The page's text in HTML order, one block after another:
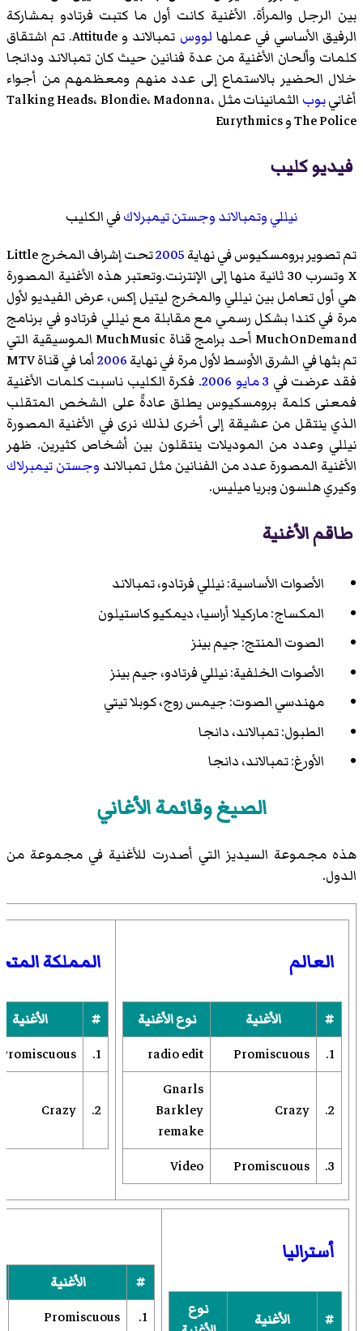
بين الرجل والمرأة. الأغنية كانت أول ما كتبت فرتادو بمشاركة
الرفيق الأساسي في عملها لووس
تمبالاند و Attitude. تم اشتقاق
كلمات وألحان الأغنية من عدة فنانين حيث كان تمبالاند ودانجا
خلال الحضير بالاستماع إلى عدد منهم ومعظمهم من أجواء
أغانيبوب
الثمانينات مثل Talking Heads، Blondie، Madonna،
The Police و Eurythmics
فيديو كليب
نيلليوتمبالاندوجستن تيمبرلاكفي الكليب
تم تصوير برومسكيوس في نهاية2005
تحت إشراف المخرج Little
X وتسرب 30 ثانية منها إلى الإنترنت.وتعتبر هذه الأغنية المصورة
هي أول تعامل بين نيللي والمخرج ليتيل إكس، عرض الفيديو لأول
مرة في كندا بشكل رسمي مع مقابلة مع نيللي فرتادو في برنامج
MuchOnDemand أحد برامج قناة MuchMusic الموسيقية التي
تم بثها في الشرق الأوسط لأول مرة في نهاية2006
أما في قناة MTV
فقد عرضت في 3 مايو 2006. فكرة الكليب ناسبت كلمات الأغنية
فمعنى كلمة برومسكيوس يطلق عادةً على الشخص المتقلب
الذي ينتقل من عشيقة إلى أخرى لذلك نرى في الأغنية المصورة
نيللي وعدد من الموديلات ينتقلون بين أشخاص كثيرين. ظهر
الأغنية المصورة عدد من الفنانين مثل تمبالاند وجستن تيمبرلاك
وكيري هلسون وبريا ميليس.
طاقم الأغنية
الأصوات الأساسية: نيللي فرتادو، تمبالاند
المكساج: ماركيلا أراسيا، ديمكيو كاستيلون
الصوت المنتج: جيم بينز
الأصوات الخلفية: نيللي فرتادو، جيم بينز
مهندسي الصوت: جيمس روج، كوبلا تيتي
الطبول: تمبالاند، دانجا
الأورغ: تمبالاند، دانجا
الصيغ وقائمة الأغاني
هذه مجموعة السيديز التي أصدرت للأغنية في مجموعة من
الدول.
العالم
# الأغنية
نوع الأغنية
1.
Promiscuous
radio edit
2.
Crazy
Gnarls
Barkley
remake
3.
Promiscuous
Video
المملكة
#
الأغنية
1.
Promiscuous
2.
Crazy
أستراليا
# الأغنية
نوع
#
الأغنية
1.
Promiscuous